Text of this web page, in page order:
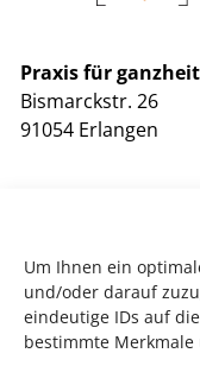
Um Ihnen ein
und/oder darauf
eindeutige IDs auf
bestimmte
Praxis für
Bismarckstr. 26
91054 Erlangen
E-Mail: